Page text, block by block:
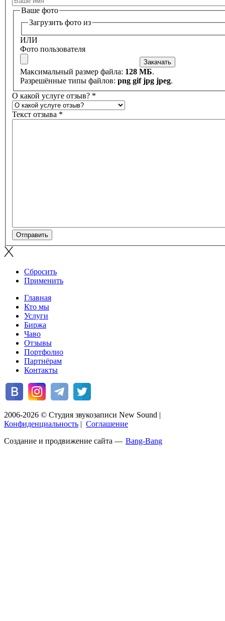
Ваше фото
Загрузить фото из
ИЛИ
Фото пользователя
Максимальный размер файла: 128 МБ.
Разрешённые типы файлов: png gif jpg jpeg.
О какой услуге отзыв? *
Website
Текст отзыва *
Сбросить
Применить
Главная
Кто мы
Услуги
Биржа
Чаво
Отзывы
Портфолио
Партнёрам
Контакты
2006-2026 © Студия звукозаписи New Sound
Конфиденциальность
Соглашение
Создание и продвижение сайта — Bang-Bang